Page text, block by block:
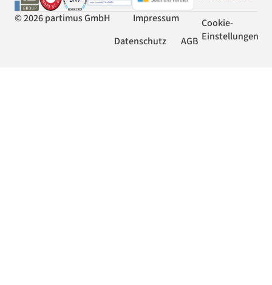
© 2026 partimus GmbH
Impressum
Datenschutz
AGB
Cookie-
Einstellungen